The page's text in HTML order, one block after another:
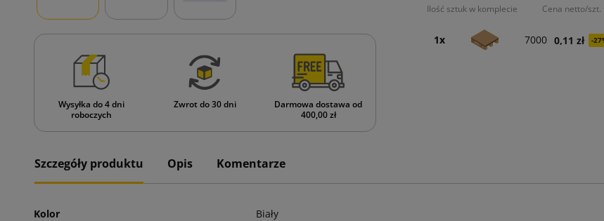
Wysyłka do 4 dni
roboczych
Zwrot do 30 dni
Darmowa dostawa od
400,00 zł
Ilość sztuk w komplecie Cena netto/szt.
1x 7000 0,11 zł -
Szczegóły produktu Opis Komentarze
Kolor
Biały